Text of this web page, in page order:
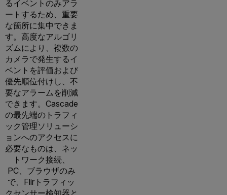
るイベントのみアラ
ートするため、重要
な箇所に集中できま
す。高度なアルゴリ
ズムにより、複数の
カメラで発生するイ
ベントを評価および
優先順位付けし、不
要なアラームを削減
できます。Cascade
の最先端のトラフィ
ック管理ソリューシ
ョンへのアクセスに
必要なものは、ネッ
トワーク接続、
PC、ブラウザのみ
で、Flirトラフィッ